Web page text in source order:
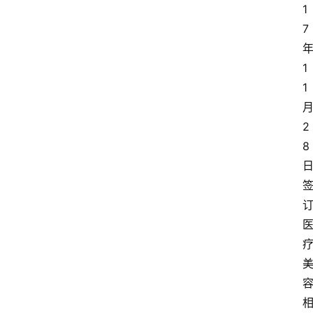
1
7
年
1
1
月
2
8
日
签
订
医
疗
美
容
相